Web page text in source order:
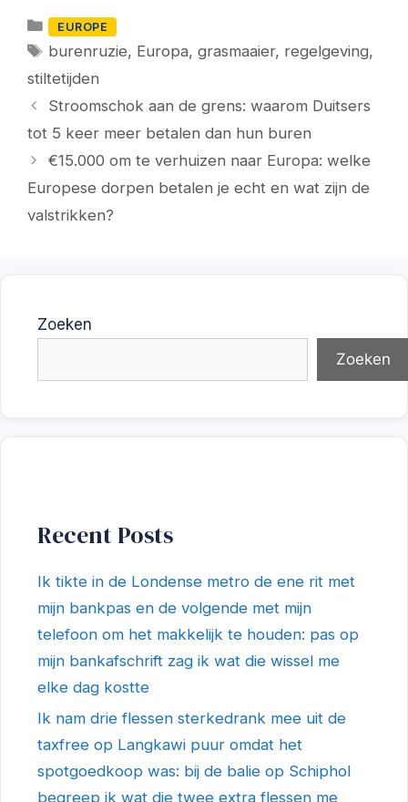
Categorieën
EUROPE
Tags
burenruzie, Europa,grasmaaier, regelgeving,
stiltetijden
Stroomschok aan de grens: waarom Duitsers
tot 5 keer meer betalen dan hun buren
€15.000 om te verhuizen naar Europa: welke
Europese dorpen betalen je echt en wat zijn de
valstrikken?
Zoeken
Zoeken
Recent Posts
Ik tikte in de Londense metro de ene rit met
mijn bankpas en de volgende met mijn
telefoon om het makkelijk te houden: pas op
mijn bankafschrift zag ik wat die wissel me
elke dag kostte
Ik nam drie flessen sterkedrank mee uit de
taxfree op Langkawi puur omdat het
spotgoedkoop was: bij de balie op Schiphol
begreep ik wat die twee extra flessen me